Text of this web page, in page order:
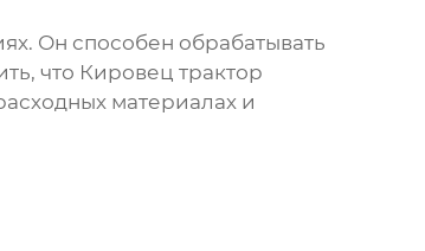
Он способен обрабатывать
что Кировец трактор
материалах и